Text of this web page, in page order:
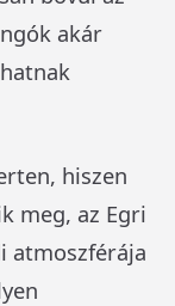
akár
hiszen
meg, az Egri
atmoszférája